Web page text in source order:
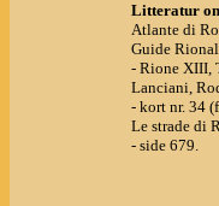
Litteratur
Atlante di
Guide
- Rione XIII,
Lanciani,
- kort nr. 34
Le strade di
- side 679.